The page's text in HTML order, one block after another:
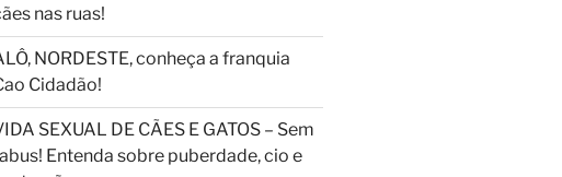
nas ruas!
NORDESTE, conheça a franquia
Cidadão!
SEXUAL DE CÃES E GATOS – Sem
Entenda sobre puberdade, cio e